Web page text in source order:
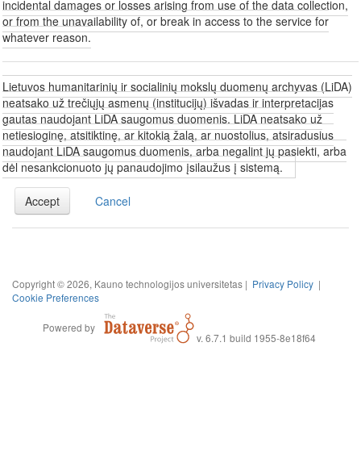
incidental damages or losses arising from use of the data collection,
or from the unavailability of, or break in access to the service for
whatever reason.
Lietuvos humanitarinių ir socialinių mokslų duomenų archyvas (LiDA)
neatsako už trečiųjų asmenų (institucijų) išvadas ir interpretacijas
gautas naudojant LiDA saugomus duomenis. LiDA neatsako už
netiesioginę, atsitiktinę, ar kitokią žalą, ar nuostolius, atsiradusius
naudojant LiDA saugomus duomenis, arba negalint jų pasiekti, arba
dėl nesankcionuoto jų panaudojimo įsilaužus į sistemą.
Accept Cancel
Copyright © 2026, Kauno technologijos universitetas | Privacy Policy |
Cookie Preferences
Powered by
v. 6.7.1 build 1955-8e18f64